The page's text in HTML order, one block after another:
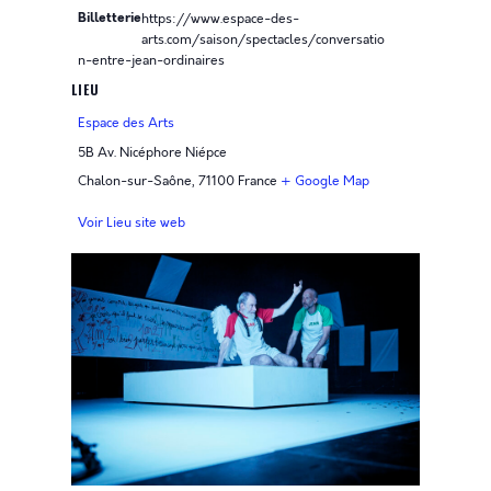
LIEU
Espace des Arts
5B Av. Nicéphore Niépce
Chalon-sur-Saône, 71100 France + Google Map
Voir Lieu site web
Billetteriehttps://www.espace-des-
arts.com/saison/spectacles/conversatio
n-entre-jean-ordinaires